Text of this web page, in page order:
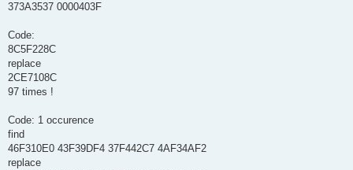
373A3537 0000403F
Code:
8C5F228C
replace
2CE7108C
97 times !
Code: 1 occurence
find
46F310E0 43F39DF4 37F442C7 4AF34AF2
replace